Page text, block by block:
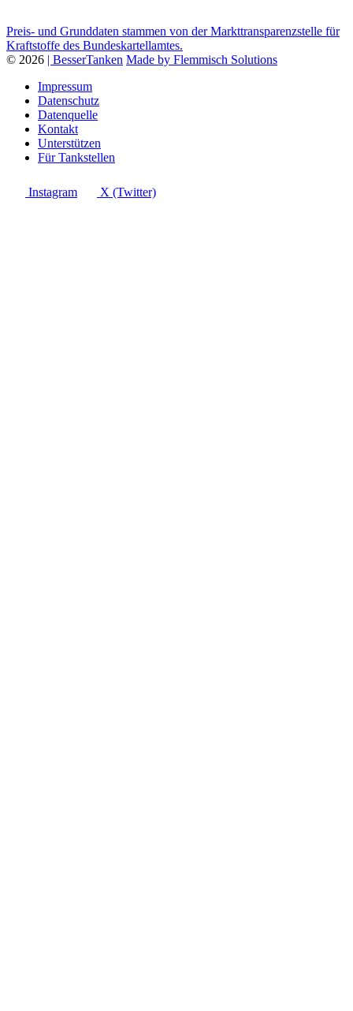
Preis- und Grunddaten stammen von der Markttransparenzstelle für
Kraftstoffe des Bundeskartellamtes.
© 2026 | BesserTanken Made by Flemmisch Solutions
Impressum
Datenschutz
Datenquelle
Kontakt
Unterstützen
Für Tankstellen
Instagram X (Twitter)